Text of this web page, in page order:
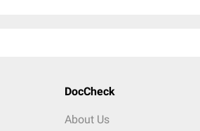
DocCheck
About Us